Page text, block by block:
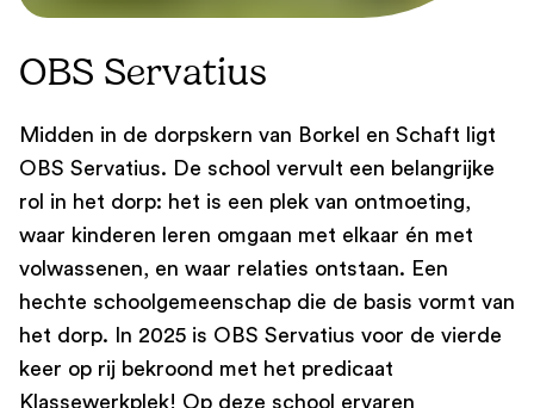
OBS Servatius
Midden in de dorpskern van Borkel en Schaft ligt
OBS Servatius. De school vervult een belangrijke
rol in het dorp: het is een plek van ontmoeting,
waar kinderen leren omgaan met elkaar én met
volwassenen, en waar relaties ontstaan. Een
hechte schoolgemeenschap die de basis vormt van
het dorp. In 2025 is OBS Servatius voor de vierde
keer op rij bekroond met het predicaat
Klassewerkplek! Op deze school ervaren